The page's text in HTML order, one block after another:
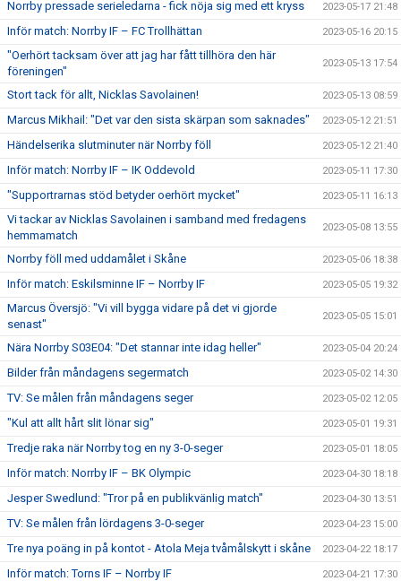
Norrby pressade serieledarna - fick nöja sig med ett kryss 2023-05-17 21:48
Inför match: Norrby IF – FC Trollhättan 2023-05-16 20:15
"Oerhört tacksam över att jag har fått tillhöra den här
föreningen"
2023-05-13 17:54
Stort tack för allt, Nicklas Savolainen! 2023-05-13 08:59
Marcus Mikhail: "Det var den sista skärpan som saknades" 2023-05-12 21:51
Händelserika slutminuter när Norrby föll 2023-05-12 21:40
Inför match: Norrby IF – IK Oddevold 2023-05-11 17:30
"Supportrarnas stöd betyder oerhört mycket" 2023-05-11 16:13
Vi tackar av Nicklas Savolainen i samband med fredagens
hemmamatch
2023-05-08 13:55
Norrby föll med uddamålet i Skåne 2023-05-06 18:38
Inför match: Eskilsminne IF – Norrby IF 2023-05-05 19:32
Marcus Översjö: "Vi vill bygga vidare på det vi gjorde
senast"
2023-05-05 15:01
Nära Norrby S03E04: "Det stannar inte idag heller" 2023-05-04 20:24
Bilder från måndagens segermatch 2023-05-02 14:30
TV: Se målen från måndagens seger 2023-05-02 12:05
"Kul att allt hårt slit lönar sig" 2023-05-01 19:31
Tredje raka när Norrby tog en ny 3-0-seger 2023-05-01 18:05
Inför match: Norrby IF – BK Olympic 2023-04-30 18:18
Jesper Swedlund: "Tror på en publikvänlig match" 2023-04-30 13:51
TV: Se målen från lördagens 3-0-seger 2023-04-23 15:00
Tre nya poäng in på kontot - Atola Meja tvåmålskytt i skåne 2023-04-22 18:17
Inför match: Torns IF – Norrby IF 2023-04-21 17:30